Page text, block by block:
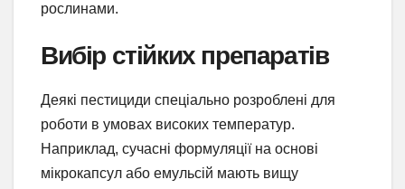
рослинами.
Вибір стійких препаратів
Деякі пестициди спеціально розроблені для
роботи в умовах високих температур.
Наприклад, сучасні формуляції на основі
мікрокапсул або емульсій мають вищу